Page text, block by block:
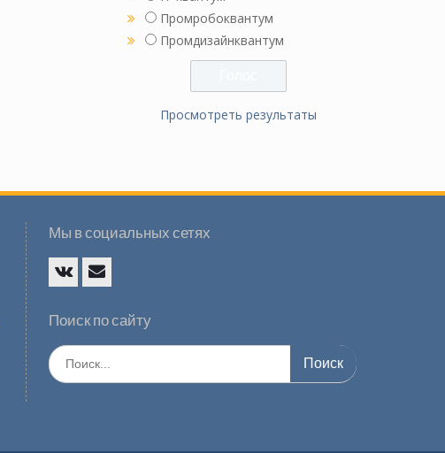
Промробоквантум
Промдизайнквантум
Просмотреть результаты
Мы в социальных сетях
mail
Поиск по сайту
Искать: